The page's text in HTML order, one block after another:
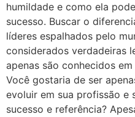
humildade e como ela
sucesso. Buscar o
líderes espalhados pelo
considerados verdadeiras
apenas são conhecidos
Você gostaria de ser
evoluir em sua profissão e
sucesso e referência?